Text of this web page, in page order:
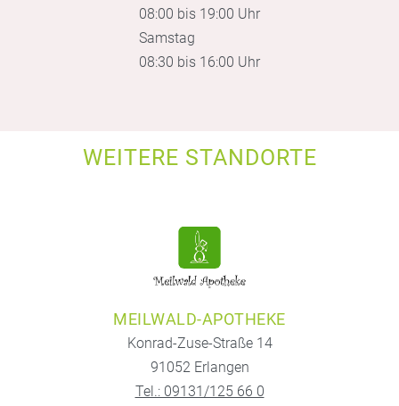
08:00 bis 19:00 Uhr
Samstag
08:30 bis 16:00 Uhr
WEITERE STANDORTE
MEILWALD-APOTHEKE
Konrad-Zuse-Straße 14
91052 Erlangen
Tel.: 09131/125 66 0